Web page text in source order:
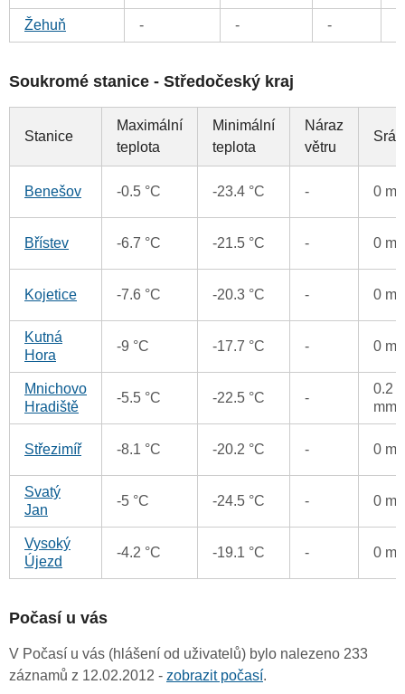
Žehuň - - -
Soukromé stanice - Středočeský kraj
Stanice
Maximální
teplota
Minimální
teplota
Náraz
větru
Benešov -0.5 °C -23.4 °C - 0
Břístev -6.7 °C -21.5 °C - 0
Kojetice -7.6 °C -20.3 °C - 0
Kutná
Hora
-9 °C -17.7 °C - 0
Mnichovo
Hradiště
-5.5 °C -22.5 °C -
0.2
mm
Střezimíř -8.1 °C -20.2 °C - 0
Svatý
Jan
-5 °C -24.5 °C - 0
Vysoký
Újezd
-4.2 °C -19.1 °C - 0
Počasí u vás
V Počasí u vás (hlášení od uživatelů) bylo nalezeno 233
záznamů z 12.02.2012 - zobrazit počasí.